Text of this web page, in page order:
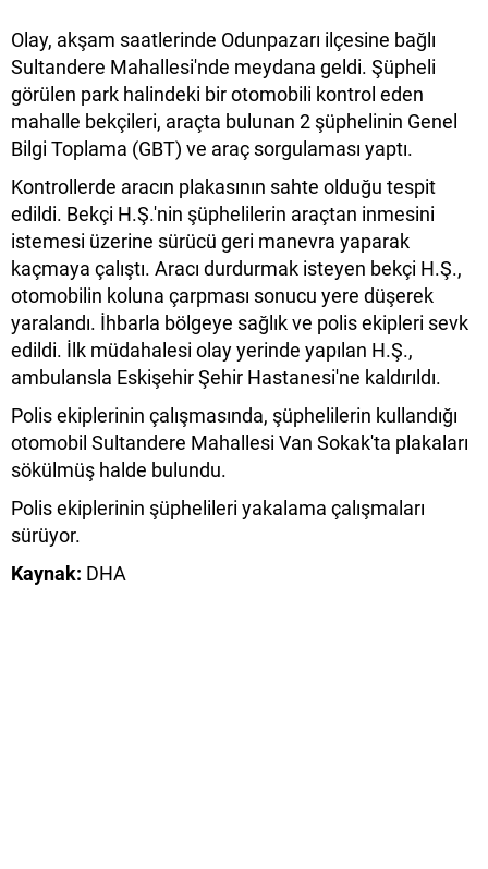
Olay, akşam saatlerinde Odunpazarı ilçesine bağlı
Sultandere Mahallesi'nde meydana geldi. Şüpheli
görülen park halindeki bir otomobili kontrol eden
mahalle bekçileri, araçta bulunan 2 şüphelinin Genel
Bilgi Toplama (GBT) ve araç sorgulaması yaptı.
Kontrollerde aracın plakasının sahte olduğu tespit
edildi. Bekçi H.Ş.'nin şüphelilerin araçtan inmesini
istemesi üzerine sürücü geri manevra yaparak
kaçmaya çalıştı. Aracı durdurmak isteyen bekçi H.Ş.,
otomobilin koluna çarpması sonucu yere düşerek
yaralandı. İhbarla bölgeye sağlık ve polis ekipleri sevk
edildi. İlk müdahalesi olay yerinde yapılan H.Ş.,
ambulansla Eskişehir Şehir Hastanesi'ne kaldırıldı.
Polis ekiplerinin çalışmasında, şüphelilerin kullandığı
otomobil Sultandere Mahallesi Van Sokak'ta plakaları
sökülmüş halde bulundu.
Polis ekiplerinin şüphelileri yakalama çalışmaları
sürüyor.
Kaynak: DHA